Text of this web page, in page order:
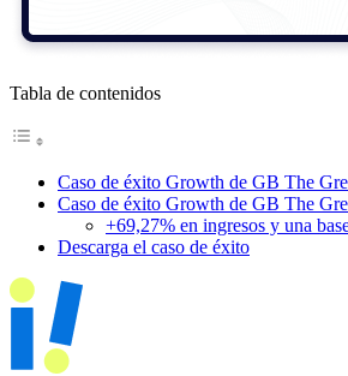
Tabla de contenidos
Caso de éxito Growth de GB The
Caso de éxito Growth de GB The
+69,27% en ingresos y una
Descarga el caso de éxito